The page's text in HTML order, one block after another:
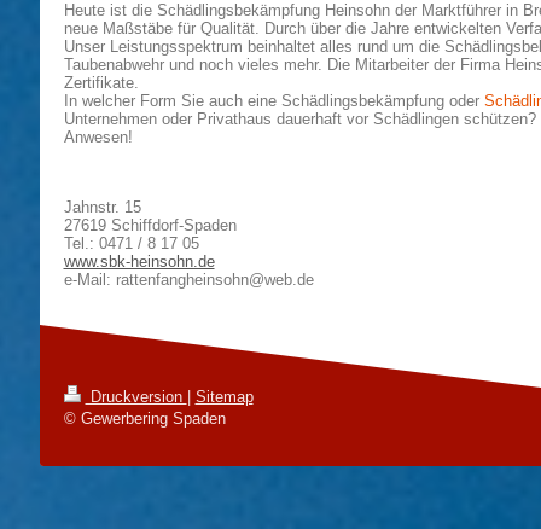
Heute ist die Schädlingsbekämpfung Heinsohn der Marktführer in
neue Maßstäbe für Qualität. Durch über die Jahre entwickelten
Unser Leistungsspektrum beinhaltet alles rund um die
Taubenabwehr und noch vieles mehr. Die Mitarbeiter der Firma
Zertifikate.
In welcher Form Sie auch eine Schädlingsbekämpfung oder
Unternehmen oder Privathaus dauerhaft vor Schädlingen
Anwesen!
Jahnstr. 15
27619 Schiffdorf-Spaden
Tel.: 0471 / 8 17 05
www.sbk-heinsohn.de
e-Mail: rattenfangheinsohn@web.de
Druckversion
Sitemap
© Gewerbering Spaden